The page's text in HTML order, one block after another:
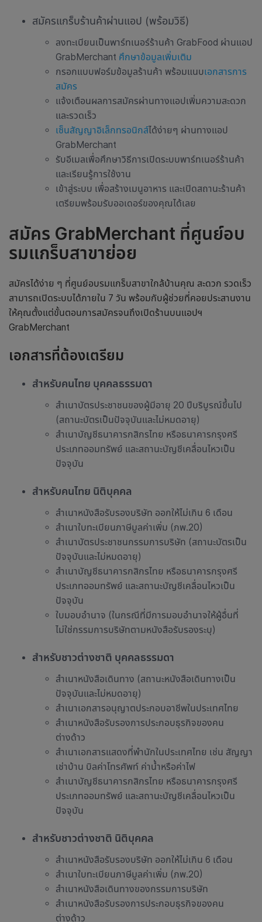
สมัครแกร็บร้านค้าผ่านแอป (พร้อมวิธี)
ลงทะเบียนเป็นพาร์ทเนอร์ร้านค้า GrabFood ผ่านแอป
GrabMerchant ศึกษาข้อมูลเพิ่มเติม
กรอกแบบฟอร์มข้อมูลร้านค้า พร้อมแนบเอกสารการ
สมัคร
แจ้งเตือนผลการสมัครผ่านทางแอปเพิ่มความสะดวก
และรวดเร็ว
เซ็นสัญญาอิเล็กทรอนิกส์ได้ง่ายๆ ผ่านทางแอป
GrabMerchant
รับอีเมลเพื่อศึกษาวิธีการเปิดระบบพาร์ทเนอร์ร้านค้า
และเรียนรู้การใช้งาน
เข้าสู่ระบบ เพื่อสร้างเมนูอาหาร และเปิดสถานะร้านค้า
เตรียมพร้อมรับออเดอร์ของคุณได้เลย
สมัคร GrabMerchant ที่ศูนย์อบ
รมแกร็บสาขาย่อย
สมัครได้ง่าย ๆ ที่ศูนย์อบรมแกร็บสาขาใกล้บ้านคุณ สะดวก รวดเร็ว
สามารถเปิดระบบได้ภายใน 7 วัน พร้อมกับผู้ช่วยที่คอยประสานงาน
ให้คุณตั้งแต่ขั้นตอนการสมัครจนถึงเปิดร้านบนแอปฯ
GrabMerchant
เอกสารที่ต้องเตรียม
สำหรับคนไทย บุคคลธรรมดา
สำเนาบัตรประชาชนของผู้มีอายุ 20 ปีบริบูรณ์ขึ้นไป
(สถานะบัตรเป็นปัจจุบันและไม่หมดอายุ)
สำเนาบัญชีธนาคารกสิกรไทย หรือธนาคารกรุงศรี
ประเภทออมทรัพย์ และสถานะบัญชีเคลื่อนไหวเป็น
ปัจจุบัน
สำหรับคนไทย นิติบุคคล
สำเนาหนังสือรับรองบริษัท ออกให้ไม่เกิน 6 เดือน
สำเนาใบทะเบียนภาษีมูลค่าเพิ่ม (ภพ.20)
สำเนาบัตรประชาชนกรรมการบริษัท (สถานะบัตรเป็น
ปัจจุบันและไม่หมดอายุ)
สำเนาบัญชีธนาคารกสิกรไทย หรือธนาคารกรุงศรี
ประเภทออมทรัพย์ และสถานะบัญชีเคลื่อนไหวเป็น
ปัจจุบัน
ใบมอบอำนาจ (ในกรณีที่มีการมอบอำนาจให้ผู้อื่นที่
ไม่ใช่กรรมการบริษัทตามหนังสือรับรองระบุ)
สำหรับชาวต่างชาติ บุคคลธรรมดา
สำเนาหนังสือเดินทาง (สถานะหนังสือเดินทางเป็น
ปัจจุบันและไม่หมดอายุ)
สำเนาเอกสารอนุญาตประกอบอาชีพในประเทศไทย
สำเนาหนังสือรับรองการประกอบธุรกิจของคน
ต่างด้าว
สำเนาเอกสารแสดงที่พำนักในประเทศไทย เช่น สัญญา
เช่าบ้าน บิลค่าโทรศัพท์ ค่าน้ำหรือค่าไฟ
สำเนาบัญชีธนาคารกสิกรไทย หรือธนาคารกรุงศรี
ประเภทออมทรัพย์ และสถานะบัญชีเคลื่อนไหวเป็น
ปัจจุบัน
สำหรับชาวต่างชาติ นิติบุคคล
สำเนาหนังสือรับรองบริษัท ออกให้ไม่เกิน 6 เดือน
สำเนาใบทะเบียนภาษีมูลค่าเพิ่ม (ภพ.20)
สำเนาหนังสือเดินทางของกรรมการบริษัท
สำเนาหนังสือรับรองการประกอบธุรกิจของคน
ต่างด้าว